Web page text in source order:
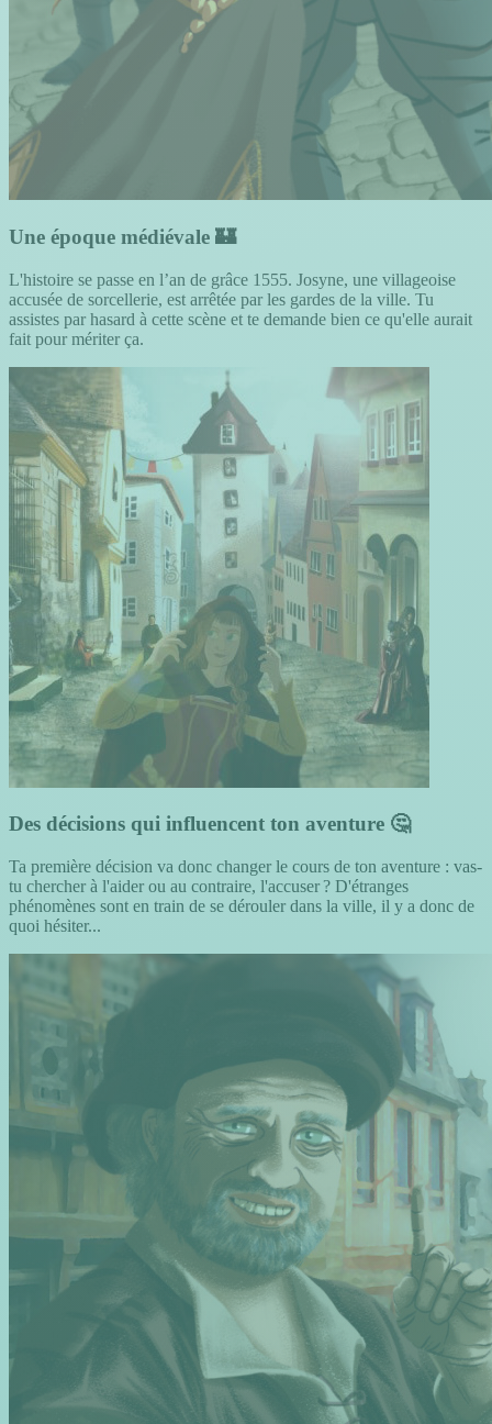
Une époque médiévale 🏰
L'histoire se passe en l’an de grâce 1555. Josyne, une villageoise
accusée de sorcellerie, est arrêtée par les gardes de la ville. Tu
assistes par hasard à cette scène et te demande bien ce qu'elle aurait
fait pour mériter ça.
Des décisions qui influencent ton aventure 🤔
Ta première décision va donc changer le cours de ton aventure : vas-
tu chercher à l'aider ou au contraire, l'accuser ? D'étranges
phénomènes sont en train de se dérouler dans la ville, il y a donc de
quoi hésiter...